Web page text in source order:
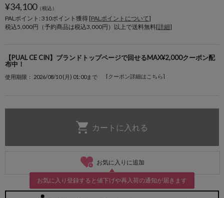
¥34,100（税込）
PALポイント: 310ポイント獲得 [PALポイントについて]
税込5,000円（予約商品は税込3,000円）以上で送料無料[詳細]
【PUAL CE CIN】ブランドトップページで回せるMAX¥2,000クーポン配
布中！
使用期限： 2026/08/10 (月) 01:00まで [クーポン詳細はこちら]
お気に入りに追加
お気に入り登録すると値下げや再入荷の通知が届きます